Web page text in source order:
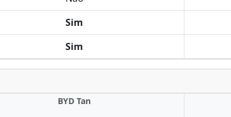
Sim
Sim
BYD Tan